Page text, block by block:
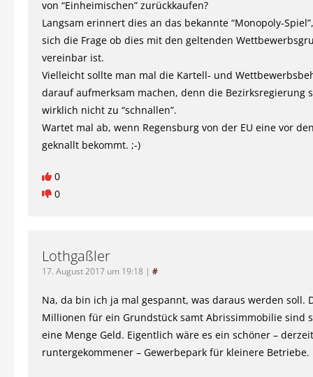
von “Einheimischen” zurückkaufen?
Langsam erinnert dies an das bekannte “Monopoly-
sich die Frage ob dies mit den geltenden
vereinbar ist.
Vielleicht sollte man mal die Kartell- und
darauf aufmerksam machen, denn die Bezirksregierung
wirklich nicht zu “schnallen”.
Wartet mal ab, wenn Regensburg von der EU eine vor
geknallt bekommt. ;-)
0
0
Lothgaßler
17. August 2017 um 19:18 | #
Na, da bin ich ja mal gespannt, was daraus werden soll.
Millionen für ein Grundstück samt Abrissimmobilie sind
eine Menge Geld. Eigentlich wäre es ein schöner –
runtergekommener – Gewerbepark für kleinere Betriebe.